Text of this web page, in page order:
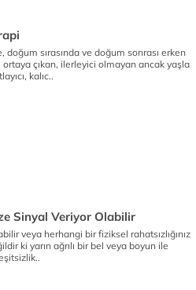
sırasında ve doğum sonrası erken
çıkan, ilerleyici olmayan ancak yaşla
kalıc..
Sinyal Veriyor Olabilir
veya herhangi bir fiziksel rahatsızlığınız
ki yarın ağrılı bir bel veya boyun ile